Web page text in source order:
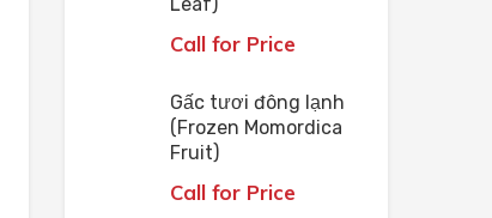
Call for Price
Gấc tươi đông lạnh
(Frozen Momordica
Fruit)
Call for Price